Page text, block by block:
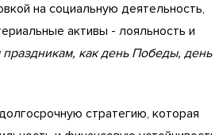
на социальную деятельность,
активы - лояльность и
как день Победы, день
стратегию, которая